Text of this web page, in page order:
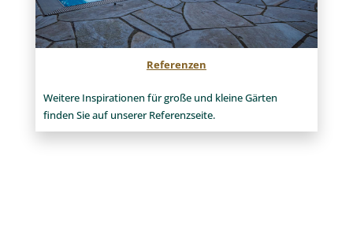
Referenzen
Weitere Inspirationen für große und kleine Gärten
finden Sie auf unserer Referenzseite.